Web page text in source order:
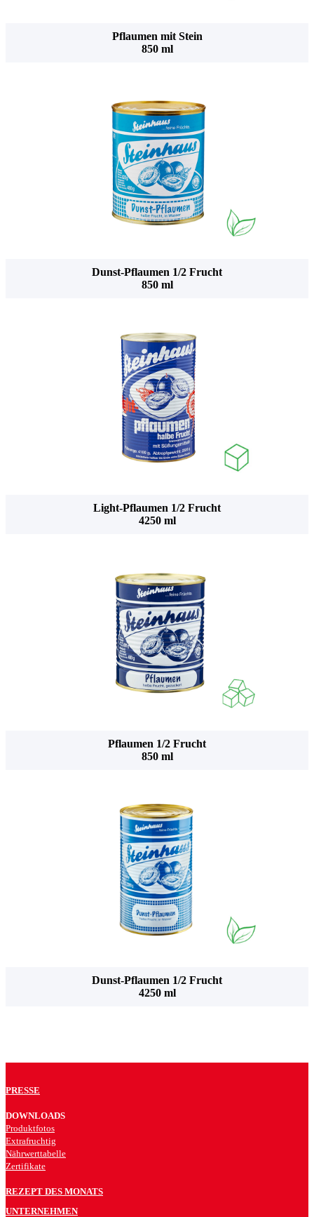
Pflaumen mit Stein
850 ml
Dunst-Pflaumen 1/2 Frucht
850 ml
Light-Pflaumen 1/2 Frucht
4250 ml
Pflaumen 1/2 Frucht
850 ml
Dunst-Pflaumen 1/2 Frucht
4250 ml
PRESSE
DOWNLOADS
Produktfotos
Extrafruchtig
Nährwerttabelle
Zertifikate
REZEPT DES MONATS
UNTERNEHMEN